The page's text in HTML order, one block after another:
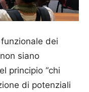
dei
siano
principio “chi
di potenziali